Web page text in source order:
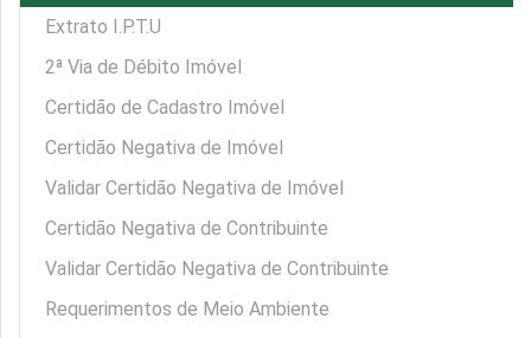
Extrato I.P.T.U
2ª Via de Débito Imóvel
Certidão de Cadastro Imóvel
Certidão Negativa de Imóvel
Validar Certidão Negativa de Imóvel
Certidão Negativa de Contribuinte
Validar Certidão Negativa de Contribuinte
Requerimentos de Meio Ambiente